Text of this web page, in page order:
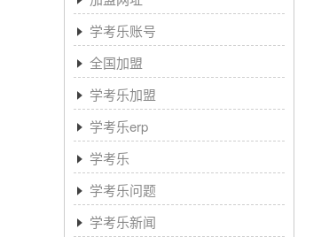
学考乐账号
全国加盟
学考乐加盟
学考乐erp
学考乐
学考乐问题
学考乐新闻